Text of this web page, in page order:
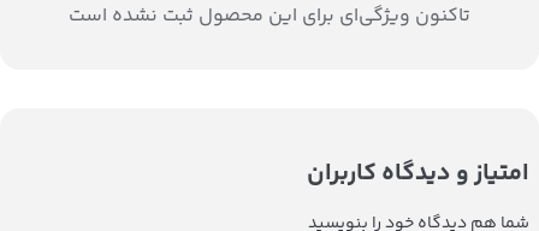
تاکنون ویژگی‌ای برای این محصول ثبت نشده است
امتیاز و دیدگاه کاربران
شما هم دیدگاه خود را بنویسید